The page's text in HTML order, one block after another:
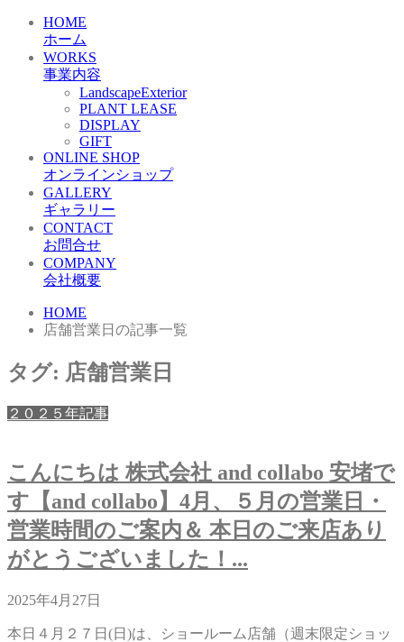
HOME
ホーム
WORKS
事業内容
LandscapeExterior
PLANT LEASE
DISPLAY
GIFT
ONLINE SHOP
オンラインショップ
GALLERY
ギャラリー
CONTACT
お問合せ
COMPANY
会社概要
HOME
店舗営業日の記事一覧
タグ: 店舗営業日
２０２５年記事
こんにちは 株式会社 and collabo 安堵で
す【and collabo】4月、５月の営業日・
営業時間のご案内＆ 本日のご来店あり
がとうございました！...
2025年4月27日
本日４月２７日(日)は、ショールーム店舗（週末限定ショッ